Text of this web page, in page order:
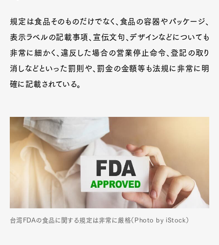
規定は食品そのものだけでなく、食品の容器やパッケージ、
表示ラベルの記載事項、宣伝文句、デザインなどについても
非常に細かく、違反した場合の営業停止命令、登記の取り
消しなどといった罰則や、罰金の金額等も法規に非常に明
確に記載されている。
台湾FDAの食品に関する規定は非常に厳格（Photo by iStock）